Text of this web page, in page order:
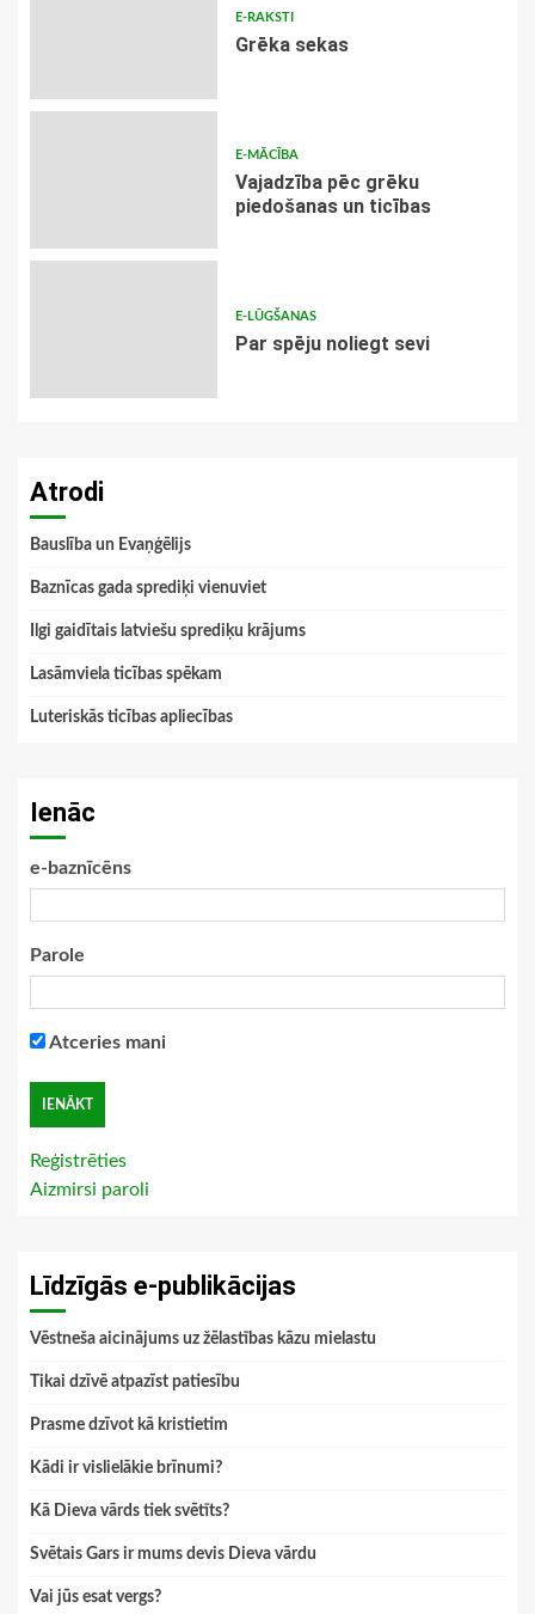
E-RAKSTI
Grēka sekas
E-MĀCĪBA
Vajadzība pēc grēku
piedošanas un ticības
E-LŪGŠANAS
Par spēju noliegt sevi
Atrodi
Bauslība un Evaņģēlijs
Baznīcas gada sprediķi vienuviet
Ilgi gaidītais latviešu sprediķu krājums
Lasāmviela ticības spēkam
Luteriskās ticības apliecības
Ienāc
e-baznīcēns
Parole
Atceries mani
Reģistrēties
Aizmirsi paroli
Līdzīgās e-publikācijas
Vēstneša aicinājums uz žēlastības kāzu mielastu
Tikai dzīvē atpazīst patiesību
Prasme dzīvot kā kristietim
Kādi ir vislielākie brīnumi?
Kā Dieva vārds tiek svētīts?
Svētais Gars ir mums devis Dieva vārdu
Vai jūs esat vergs?